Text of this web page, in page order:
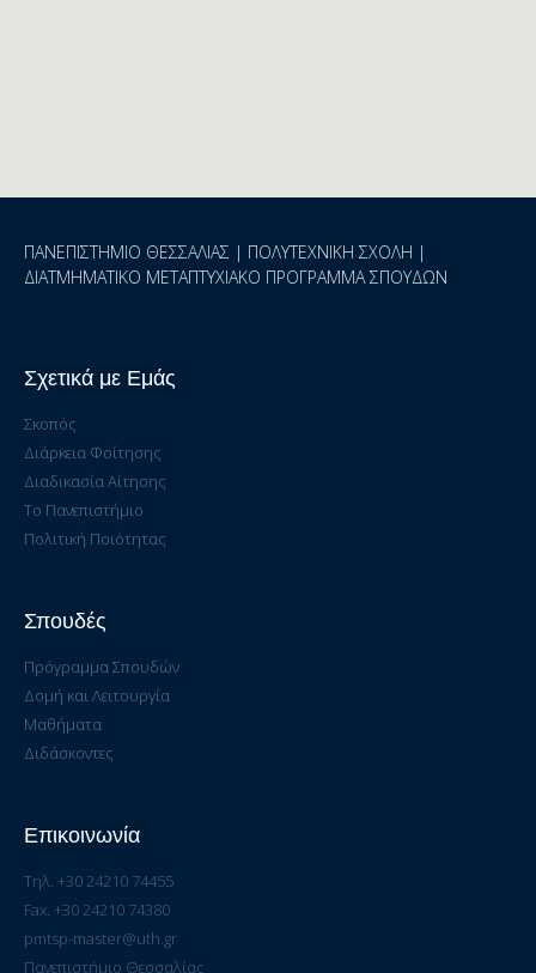
ΠΑΝΕΠΙΣΤΗΜΙΟ ΘΕΣΣΑΛΙΑΣ | ΠΟΛΥΤΕΧΝΙΚΗ ΣΧΟΛΗ |
ΔΙΑΤΜΗΜΑΤΙΚΟ ΜΕΤΑΠΤΥΧΙΑΚΟ ΠΡΟΓΡΑΜΜΑ ΣΠΟΥΔΩΝ
Σχετικά με Εμάς
Σκοπός
Διάρκεια Φοίτησης
Διαδικασία Αίτησης
Το Πανεπιστήμιο
Πολιτική Ποιότητας
Σπουδές
Πρόγραμμα Σπουδών
Δομή και Λειτουργία
Μαθήματα
Διδάσκοντες
Επικοινωνία
Τηλ. +30 24210 74455
Fax. +30 24210 74380
pmtsp-master@uth.gr
Πανεπιστήμιο Θεσσαλίας